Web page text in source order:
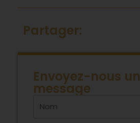
Partager:
Envoyez-nous un
message